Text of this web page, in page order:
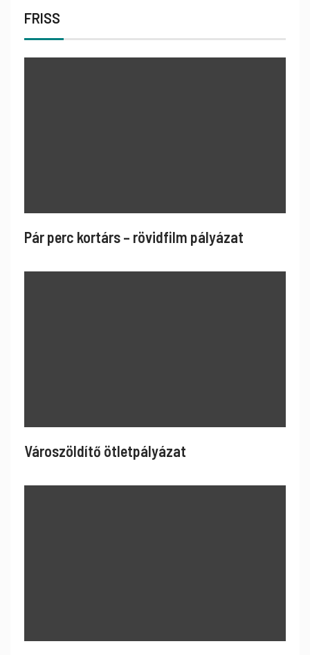
FRISS
Pár perc kortárs – rövidfilm pályázat
Városzöldítő ötletpályázat